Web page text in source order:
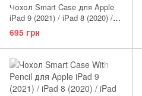
Чохол Smart Case для Apple
iPad 9 (2021) / iPad 8 (2020) /
iPad 7 (2019) 10,2" Black
695 грн